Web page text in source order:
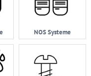
NOS Systeme